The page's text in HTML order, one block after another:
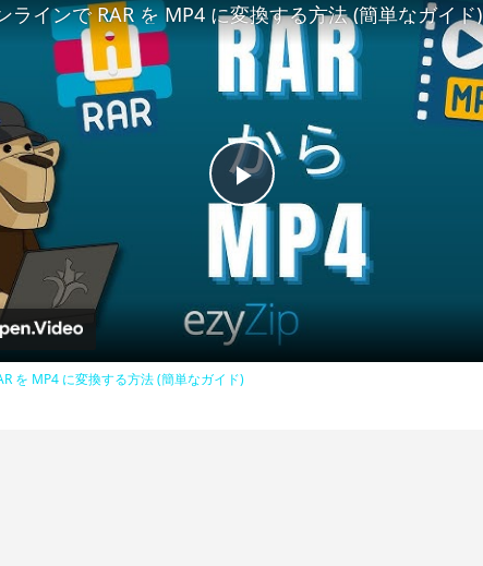
Play
Video
ラインで RAR を MP4 に変換する方法 (簡単なガイド)
を MP4 に変換する方法 (簡単なガイド)